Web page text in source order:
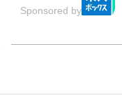
Sponsored by